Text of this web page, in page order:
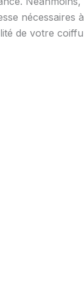
nécessaires
de votre